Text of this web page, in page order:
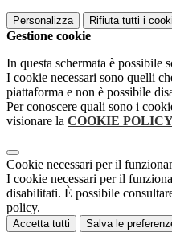
Personalizza Rifiuta tutti i
Gestione cookie
In questa schermata è possibile
I cookie necessari sono quelli
piattaforma e non è possibile
Per conoscere quali sono i
visionare la COOKIE
Cookie necessari per il
I cookie necessari per il
disabilitati. È possibile
policy.
Accetta tutti Salva le